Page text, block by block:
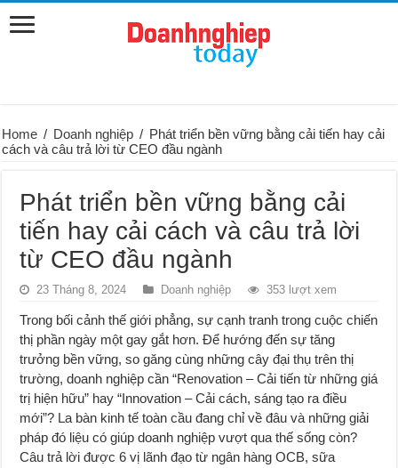
Home / Doanh nghiệp / Phát triển bền vững bằng cải tiến hay cải
cách và câu trả lời từ CEO đầu ngành
Phát triển bền vững bằng cải
tiến hay cải cách và câu trả lời
từ CEO đầu ngành
23 Tháng 8, 2024 Doanh nghiệp 353 lượt xem
Trong bối cảnh thế giới phẳng, sự cạnh tranh trong cuộc chiến
thị phần ngày một gay gắt hơn. Để hướng đến sự tăng
trưởng bền vững, so găng cùng những cây đại thụ trên thị
trường, doanh nghiệp cần “Renovation – Cải tiến từ những giá
trị hiện hữu” hay “Innovation – Cải cách, sáng tạo ra điều
mới”? La bàn kinh tế toàn cầu đang chỉ về đâu và những giải
pháp đó liệu có giúp doanh nghiệp vượt qua thế sống còn?
Câu trả lời được 6 vị lãnh đạo từ ngân hàng OCB, sữa